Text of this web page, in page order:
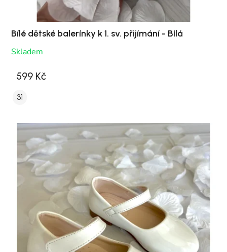
Bílé dětské balerínky k 1. sv. přijímání - Bílá
Skladem
599 Kč
31